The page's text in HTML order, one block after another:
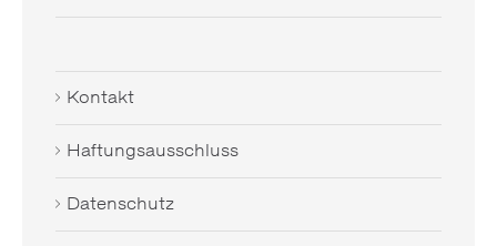
Kontakt
Haftungsausschluss
Datenschutz